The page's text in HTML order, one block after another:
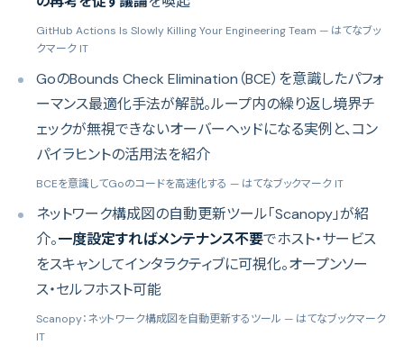
GitHub Actions Is Slowly Killing Your Engineering Team — はてなブッ
クマーク IT
GoのBounds Check Elimination（BCE）を意識したパフォ
ーマンス最適化手法が解説。ループ内の繰り返し境界チ
ェックが無視できないオーバーヘッドになる実例と、コン
パイラヒントの活用法を紹介
BCEを意識してGoのコードを高速化する — はてなブックマーク IT
ネットワーク構成図の自動更新ツール「Scanopy」が紹
介。一度設定すればメンテナンス不要でホスト・サービス
をスキャンしてインタラクティブに可視化。オープンソー
ス・セルフホスト可能
Scanopy：ネットワーク構成図を自動更新するツール — はてなブックマーク
IT